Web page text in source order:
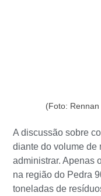
(Foto:
A discussão sobre
diante do volume de
administrar. Apenas
na região do Pedra
toneladas de